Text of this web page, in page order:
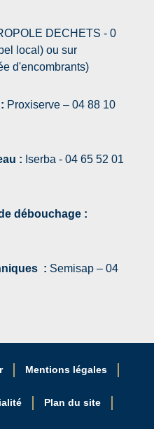
DECHETS - 0
local) ou sur
d'encombrants)
Proxiserve – 04 88 10
: Iserba - 04 65 52 01
débouchage :
: Semisap – 04
Mentions légales
Plan du site